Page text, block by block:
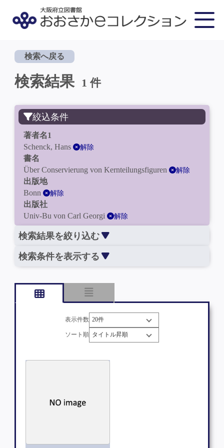
検索へ戻る
検索結果 1 件
絞込条件
著者名1
Schenck, Hans
解除
書名
Über Conservierung von Kernteilungsfiguren
解除
出版地
Bonn
解除
出版社
Univ-Bu von Carl Georgi
解除
検索結果を絞り込む
検索条件を表示する
表示件数
ソート順